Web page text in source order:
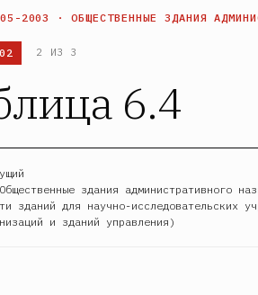
2003 · ОБЩЕСТВЕННЫЕ ЗДАНИЯ
2 ИЗ 3
6.4
здания административного
зданий для научно-исследовательских
и зданий управления)